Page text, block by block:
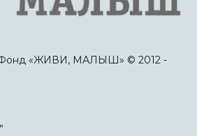
Фонд «ЖИВИ, МАЛЫШ» © 2012 -